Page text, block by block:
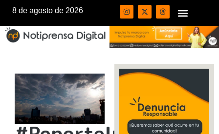
8 de agosto de 2026